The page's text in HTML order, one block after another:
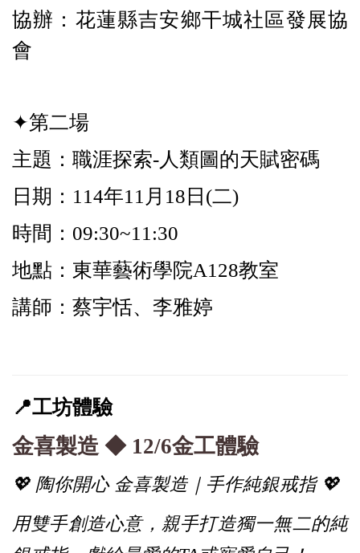
協辦：花蓮縣吉安鄉干城社區發展協
會
✦第二場
主題：職涯探索-人類圖的天賦密碼
日期：114年11月18日(二)
時間：09:30~11:30
地點：東華藝術學院A128教室
講師：蔡宇恬、李雅婷
📍工坊體驗
金喜製造 ◆ 12/6金工體驗
💖 陶你開心 金喜製造｜手作純銀戒指 💖
用雙手創造心意，親手打造獨一無二的純